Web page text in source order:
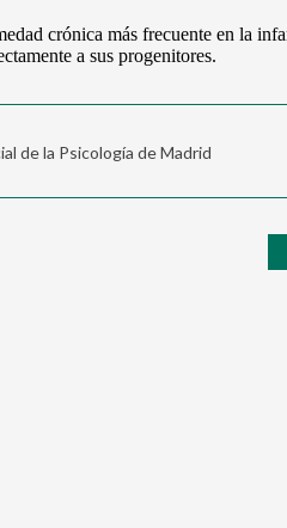
de la Psicología de Madrid